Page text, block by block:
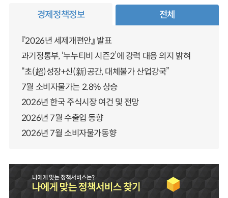
경제정책정보 전체
『2026년 세제개편안』 발표
과기정통부, ‘누누티비 시즌2’에 강력 대응 의지 밝혀
“초(超)성장+신(新)공간, 대체불가 산업강국”
7월 소비자물가는 2.8% 상승
2026년 한국 주식시장 여건 및 전망
2026년 7월 수출입 동향
2026년 7월 소비자물가동향